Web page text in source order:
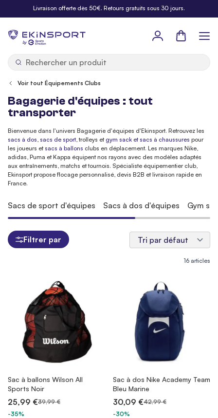
Allez au contenuLivraison offerte dès 50€. Retours gratuits sous 30 jours.
by
Panier
Voir tout Équipements Clubs
Bagagerie d'équipes : tout
transporter
Bienvenue dans l'univers Bagagerie d'équipes d'Ekinsport. Retrouvez les
sacs à dos, sacs de sport, trolleys et gym sack et sacs à chaussures pour
les joueurs et sacs à ballons clubs en déplacement. Les marques Nike,
adidas, Puma et Kappa équipent nos rayons avec des modèles adaptés
aux entraînements, matchs et tournois. Spécialiste équipementier club,
Ekinsport propose flocage personnalisé, devis B2B et livraison rapide en
France.
16 articles
Sac à ballons Wilson All
Sports Noir
25,99 €39,99 €
-35%
Sac à dos Nike Academy Team
Bleu Marine
30,09 €42,99 €
-30%
Sacs de sport d'équipes Sacs à dos d'équipes Gym
Filtrer par